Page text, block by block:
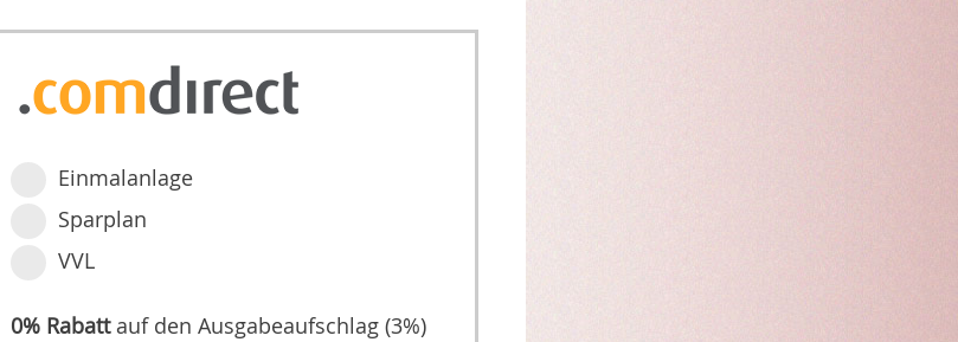
Einmalanlage
Sparplan
VVL
0% Rabattauf den Ausgabeaufschlag (3%)